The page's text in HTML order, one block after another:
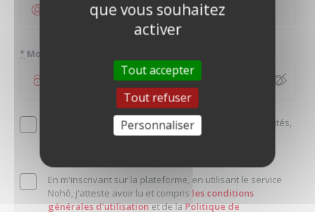
* Mot de passe
Je souhaite découvrir en avant-première les nouveautés,
les annonces coup de coeur et bénéficier des offres
En m'inscrivant sur la plateforme, en utilisant le service
Nohô, j'atteste avoir lu et compris les conditions
générales d'utilisationet de laPolitique de
que vous souhaitez
activer
Tout accepter
Tout refuser
Personnaliser